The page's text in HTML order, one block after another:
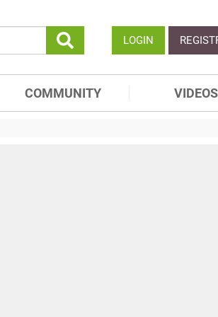
LOGIN
COMMUNITY VIDEOS